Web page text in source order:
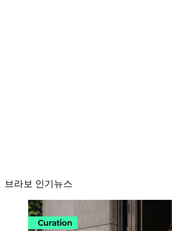
브라보 인기뉴스